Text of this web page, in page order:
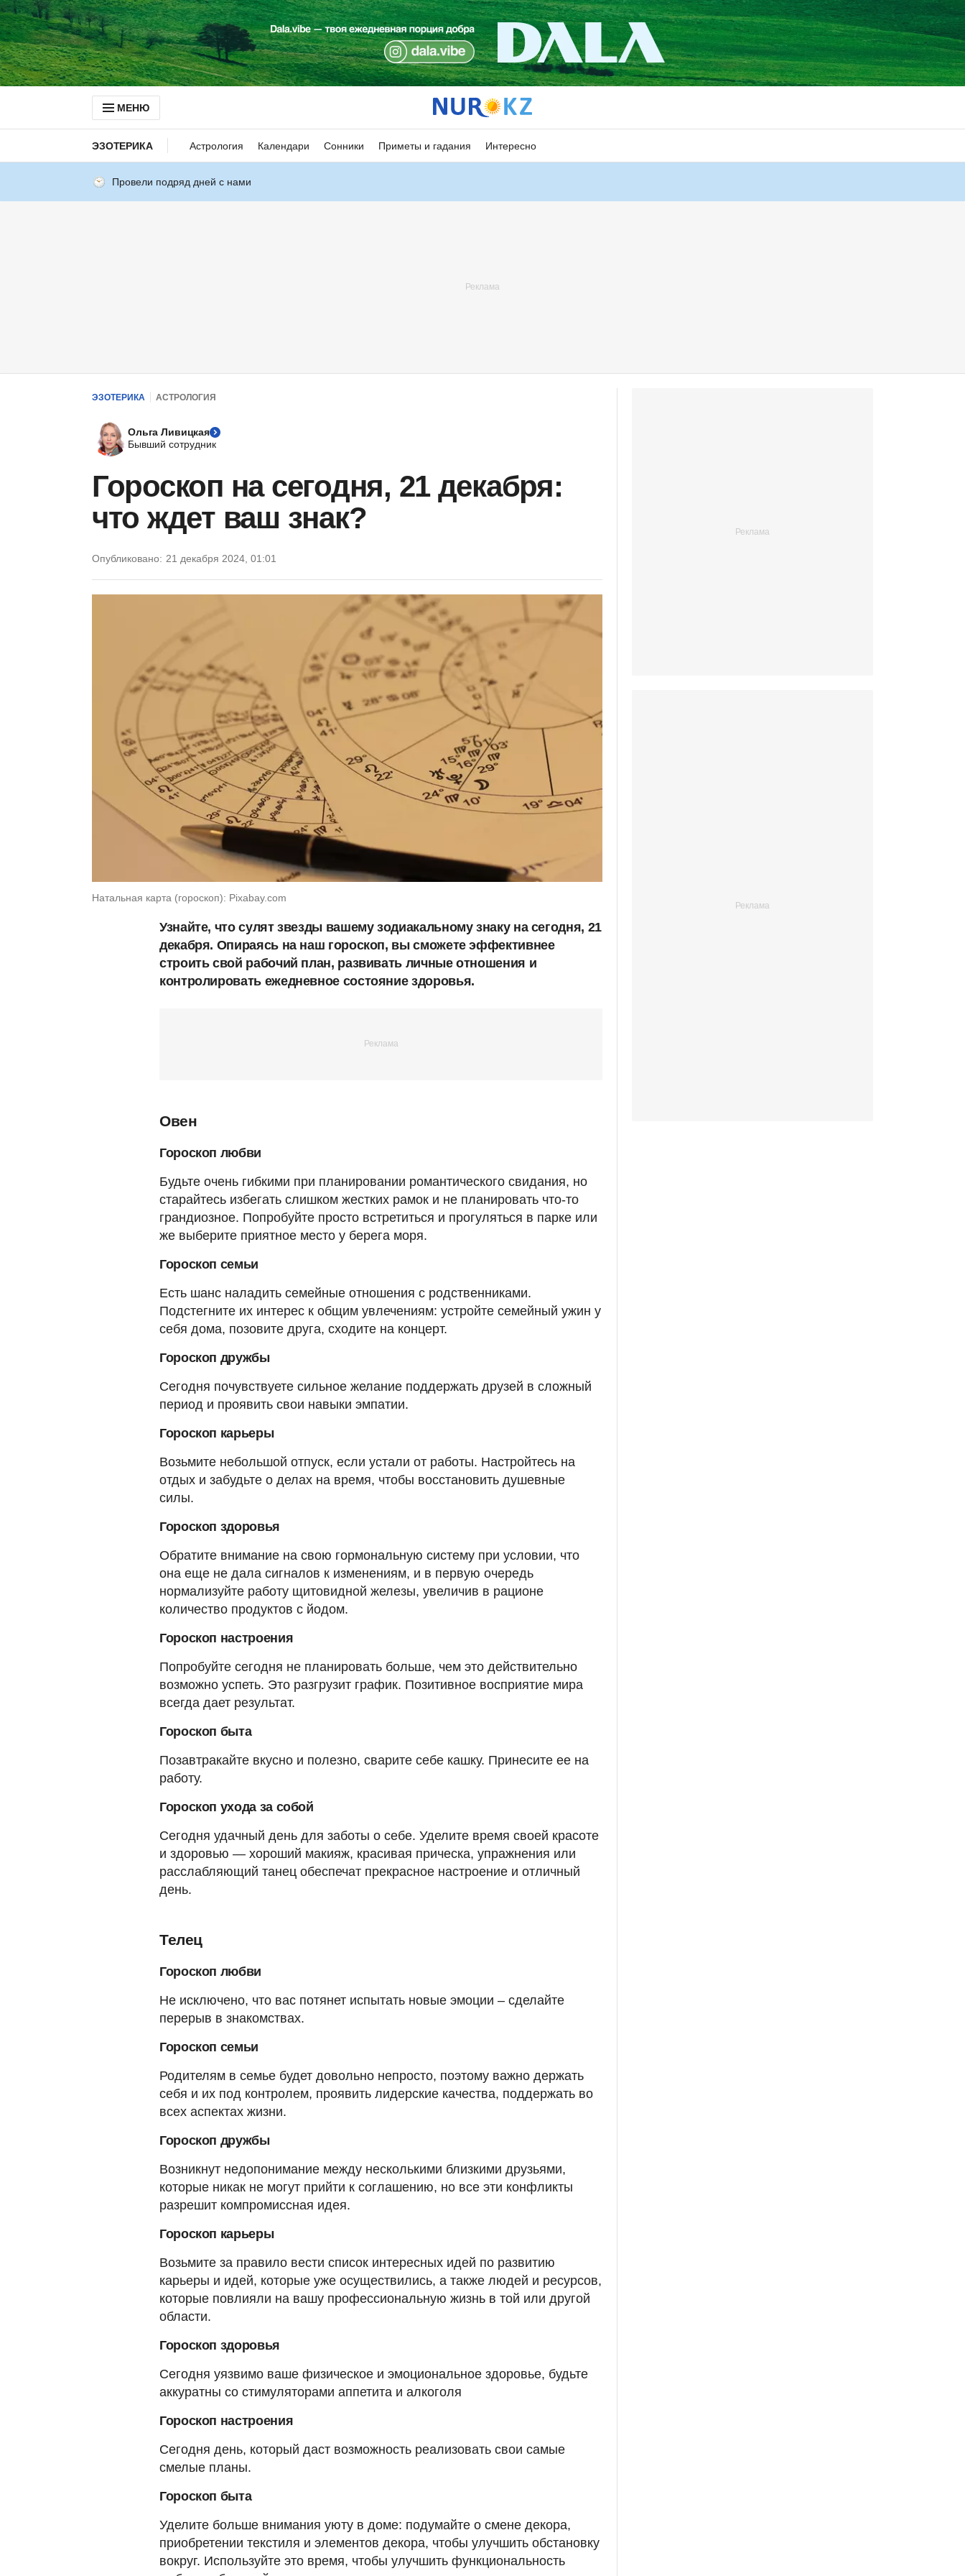
МЕНЮ
ЭЗОТЕРИКА Астрология Календари Сонники Приметы и гадания Интересно
Провели подряд дней с нами
ЭЗОТЕРИКА АСТРОЛОГИЯ
Ольга Ливицкая
Бывший сотрудник
Гороскоп на сегодня, 21 декабря:
что ждет ваш знак?
Опубликовано: 21 декабря 2024, 01:01
Натальная карта (гороскоп): Рixabay.com
Узнайте, что сулят звезды вашему зодиакальному знаку на сегодня, 21
декабря. Опираясь на наш гороскоп, вы сможете эффективнее
строить свой рабочий план, развивать личные отношения и
контролировать ежедневное состояние здоровья.
Овен
Гороскоп любви
Будьте очень гибкими при планировании романтического свидания, но
старайтесь избегать слишком жестких рамок и не планировать что-то
грандиозное. Попробуйте просто встретиться и прогуляться в парке или
же выберите приятное место у берега моря.
Гороскоп семьи
Есть шанс наладить семейные отношения с родственниками.
Подстегните их интерес к общим увлечениям: устройте семейный ужин у
себя дома, позовите друга, сходите на концерт.
Гороскоп дружбы
Сегодня почувствуете сильное желание поддержать друзей в сложный
период и проявить свои навыки эмпатии.
Гороскоп карьеры
Возьмите небольшой отпуск, если устали от работы. Настройтесь на
отдых и забудьте о делах на время, чтобы восстановить душевные
силы.
Гороскоп здоровья
Обратите внимание на свою гормональную систему при условии, что
она еще не дала сигналов к изменениям, и в первую очередь
нормализуйте работу щитовидной железы, увеличив в рационе
количество продуктов с йодом.
Гороскоп настроения
Попробуйте сегодня не планировать больше, чем это действительно
возможно успеть. Это разгрузит график. Позитивное восприятие мира
всегда дает результат.
Гороскоп быта
Позавтракайте вкусно и полезно, сварите себе кашку. Принесите ее на
работу.
Гороскоп ухода за собой
Сегодня удачный день для заботы о себе. Уделите время своей красоте
и здоровью — хороший макияж, красивая прическа, упражнения или
расслабляющий танец обеспечат прекрасное настроение и отличный
день.
Телец
Гороскоп любви
Не исключено, что вас потянет испытать новые эмоции – сделайте
перерыв в знакомствах.
Гороскоп семьи
Родителям в семье будет довольно непросто, поэтому важно держать
себя и их под контролем, проявить лидерские качества, поддержать во
всех аспектах жизни.
Гороскоп дружбы
Возникнут недопонимание между несколькими близкими друзьями,
которые никак не могут прийти к соглашению, но все эти конфликты
разрешит компромиссная идея.
Гороскоп карьеры
Возьмите за правило вести список интересных идей по развитию
карьеры и идей, которые уже осуществились, а также людей и ресурсов,
которые повлияли на вашу профессиональную жизнь в той или другой
области.
Гороскоп здоровья
Сегодня уязвимо ваше физическое и эмоциональное здоровье, будьте
аккуратны со стимуляторами аппетита и алкоголя
Гороскоп настроения
Сегодня день, который даст возможность реализовать свои самые
смелые планы.
Гороскоп быта
Уделите больше внимания уюту в доме: подумайте о смене декора,
приобретении текстиля и элементов декора, чтобы улучшить обстановку
вокруг. Используйте это время, чтобы улучшить функциональность